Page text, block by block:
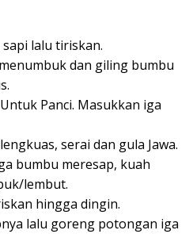
lalu tiriskan.
dan giling bumbu
Panci. Masukkan iga
serai dan gula Jawa.
bumbu meresap, kuah
lembut.
hingga dingin.
lalu goreng potongan iga